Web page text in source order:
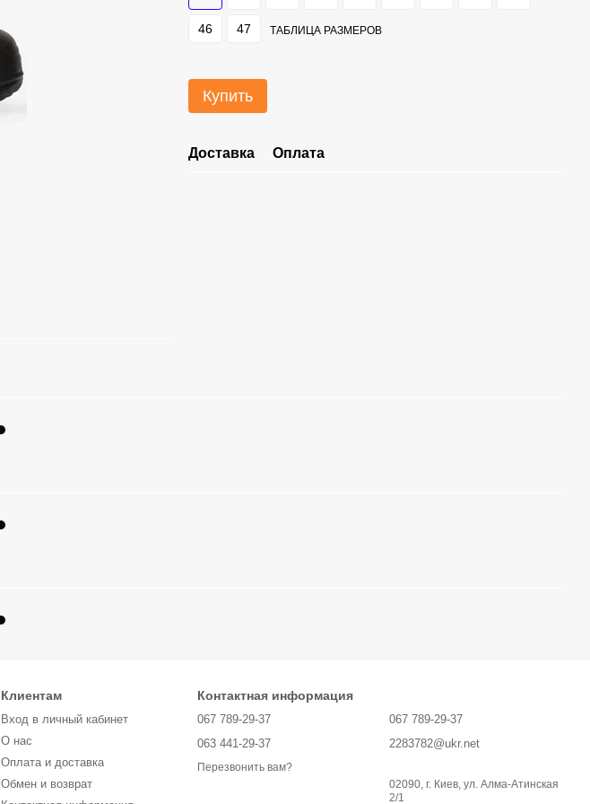
46 47 ТАБЛИЦА РАЗМЕРОВ
Купить
Доставка Оплата
Клиентам
Вход в личный кабинет
О нас
Оплата и доставка
Обмен и возврат
Контактная информация
067 789-29-37
063 441-29-37
Перезвонить вам?
067 789-29-37
2283782@ukr.net
02090, г. Киев, ул. Алма-Атинская
2/1